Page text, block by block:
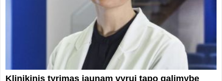
Klinikinis tyrimas jaunam vyrui tapo galimybe